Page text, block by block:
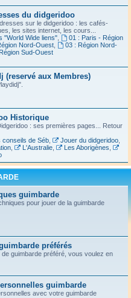
du didgeridoo
sur le didgeridoo : les cafés-
les sites internet, les cours...
"World Wide liens",
01 : Paris - Région
Nord-Ouest,
03 : Région Nord-
Sud-Ouest
(reservé aux Membres)
Historique
: ses premières pages... Retour
conseils de Séb, Jouer du didgeridoo,
, L'Australie, Les Aborigènes
guimbarde
pour jouer de la guimbarde
préférés
guimbarde préféré, vous voulez en
guimbarde
avec votre guimbarde